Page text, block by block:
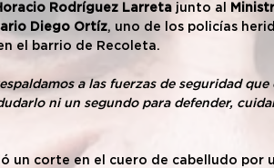
Rodríguez Larreta junto al
Diego Ortíz, uno de los policías
el barrio de Recoleta.
a las fuerzas de seguridad que
ni un segundo para defender,
un corte en el cuero de cabelludo por